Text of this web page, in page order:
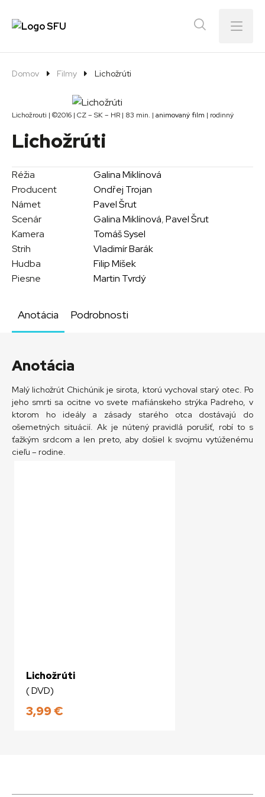
Menu
Domov Filmy Lichožrúti
Lichožrouti | ©2016 | CZ – SK – HR | 83 min. | animovaný film | rodinný
Lichožrúti
Réžia
Galina Miklínová
Producent
Ondřej Trojan
Námet
Pavel Šrut
Scenár
Galina Miklínová,Pavel Šrut
Kamera
Tomáš Sysel
Strih
Vladimír Barák
Hudba
Filip Míšek
Piesne
Martin Tvrdý
Anotácia Podrobnosti
Anotácia
Malý lichožrút Chichúnik je sirota, ktorú vychoval starý otec. Po
jeho smrti sa ocitne vo svete mafiánskeho strýka Padreho, v
ktorom ho ideály a zásady starého otca dostávajú do
ošemetných situácií. Ak je nútený pravidlá porušiť, robí to s
ťažkým srdcom a len preto, aby došiel k svojmu vytúženému
cieľu – rodine.
Lichožrúti
( DVD)
3,99€